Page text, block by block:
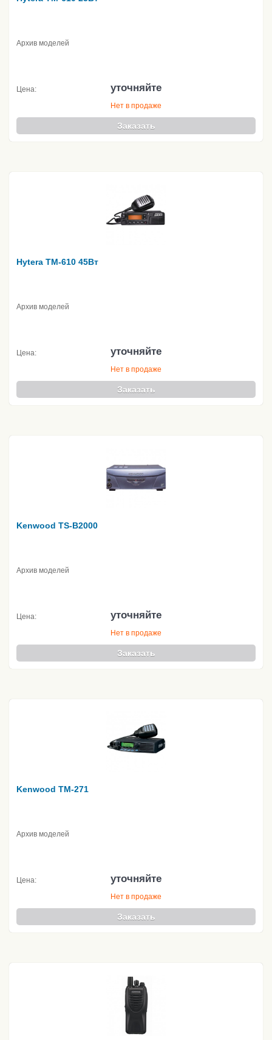
Архив моделей
Цена: уточняйте
Нет в продаже
Заказать
Hytera TM-610 45Вт
Архив моделей
Цена: уточняйте
Нет в продаже
Заказать
Kenwood TS-B2000
Архив моделей
Цена: уточняйте
Нет в продаже
Заказать
Kenwood TM-271
Архив моделей
Цена: уточняйте
Нет в продаже
Заказать